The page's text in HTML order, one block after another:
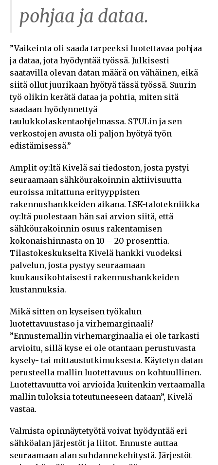
pohjaa ja dataa.
”Vaikeinta oli saada tarpeeksi luotettavaa pohjaa
ja dataa, jota hyödyntää työssä. Julkisesti
saatavilla olevan datan määrä on vähäinen, eikä
siitä ollut juurikaan hyötyä tässä työssä. Suurin
työ olikin kerätä dataa ja pohtia, miten sitä
saadaan hyödynnettyä
taulukkolaskentaohjelmassa. STULin ja sen
verkostojen avusta oli paljon hyötyä työn
edistämisessä.”
Amplit oy:ltä Kivelä sai tiedoston, josta pystyi
seuraamaan sähköurakoinnin aktiivisuutta
euroissa mitattuna erityyppisten
rakennushankkeiden aikana. LSK-talotekniikka
oy:ltä puolestaan hän sai arvion siitä, että
sähköurakoinnin osuus rakentamisen
kokonaishinnasta on 10 – 20 prosenttia.
Tilastokeskukselta Kivelä hankki vuodeksi
palvelun, josta pystyy seuraamaan
kuukausikohtaisesti rakennushankkeiden
kustannuksia.
Mikä sitten on kyseisen työkalun
luotettavuustaso ja virhemarginaali?
”Ennustemallin virhemarginaalia ei ole tarkasti
arvioitu, sillä kyse ei ole otantaan perustuvasta
kysely- tai mittaustutkimuksesta. Käytetyn datan
perusteella mallin luotettavuus on kohtuullinen.
Luotettavuutta voi arvioida kuitenkin vertaamalla
mallin tuloksia toteutuneeseen dataan”, Kivelä
vastaa.
Valmista opinnäytetyötä voivat hyödyntää eri
sähköalan järjestöt ja liitot. Ennuste auttaa
seuraamaan alan suhdannekehitystä. Järjestöt